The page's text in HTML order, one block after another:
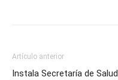
Artículo anterior
Instala Secretaría de Salud